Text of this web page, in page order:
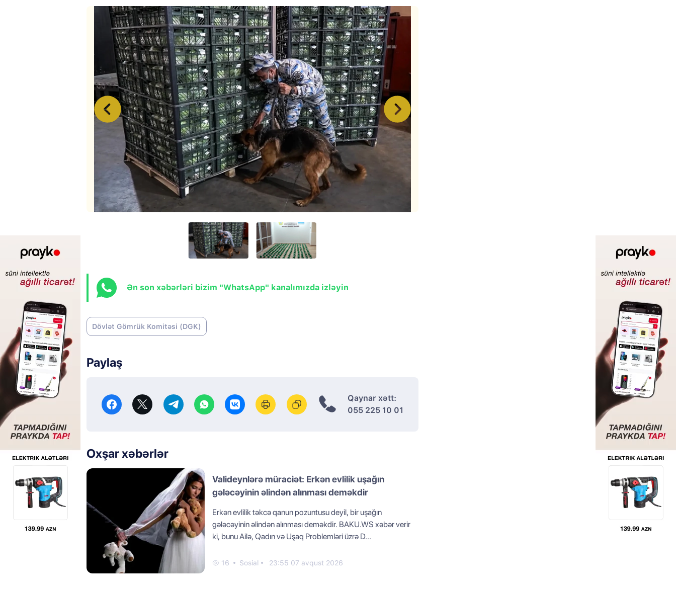
Ən son xəbərləri bizim "WhatsApp" kanalımızda izləyin
Dövlət Gömrük Komitəsi (DGK)
Paylaş
Qaynar xətt:
055 225 10 01
Oxşar xəbərlər
Valideynlərə müraciət: Erkən evlilik uşağın
gələcəyinin əlindən alınması deməkdir
Erkən evlilik təkcə qanun pozuntusu deyil, bir uşağın
gələcəyinin əlindən alınması deməkdir. BAKU.WS xəbər verir
ki, bunu Ailə, Qadın və Uşaq Problemləri üzrə D...
16 Sosial 23:55 07 avqust 2026